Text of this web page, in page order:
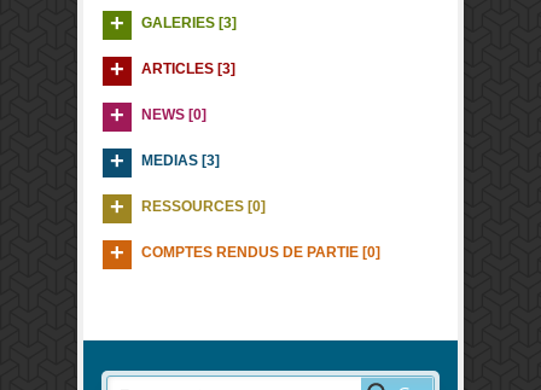
GALERIES [3]
ARTICLES [3]
NEWS [0]
MEDIAS [3]
RESSOURCES [0]
COMPTES RENDUS DE PARTIE [0]